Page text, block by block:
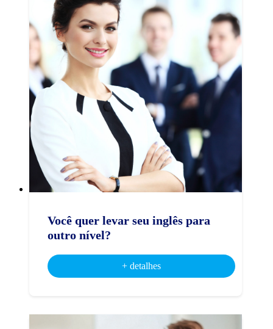
Você quer levar seu inglês para
outro nível?
+ detalhes